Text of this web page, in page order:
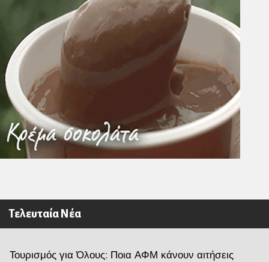
Τελευταία Νέα
Τουρισμός για Όλους: Ποια ΑΦΜ κάνουν αιτήσεις